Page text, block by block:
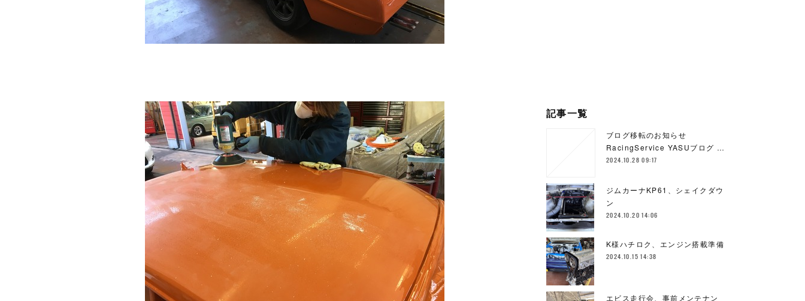
記事一覧
ブログ移転のお知らせ
RacingService YASUブログ …
2024.10.28 09:17
ジムカーナKP61、シェイクダウ
ン
2024.10.20 14:06
K様ハチロク、エンジン搭載準備
2024.10.15 14:38
エビス走行会、事前メンテナン